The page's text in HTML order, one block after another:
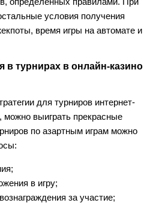
условия получения
время игры на автомате и
в турнирах в онлайн-казино
для турниров интернет-
можно выиграть прекрасные
по азартным играм можно
в игру;
за участие;